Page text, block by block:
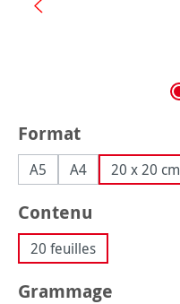
Sélectionnez
Format
A5 A4 20 x 20 cm
Sélectionnez
Contenu
20 feuilles
Sélectionnez
Grammage